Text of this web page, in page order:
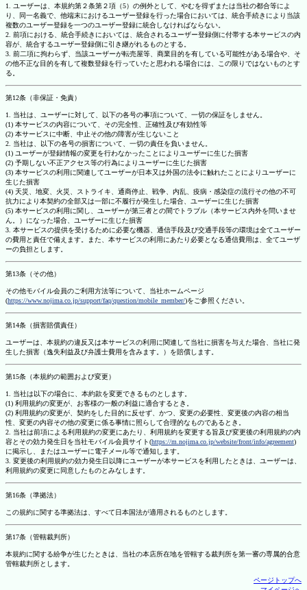
1. ユーザーは、本規約第２条第２項（5）の例外として、やむを得ずまたは当社の都合等によ
り、同一名義で、他端末におけるユーザー登録を行った場合においては、統合手続きにより当該
複数のユーザー登録を一つのユーザー登録に統合しなければならない。
2. 前項における、統合手続きにおいては、統合されるユーザー登録側に付帯する本サービスの内
容が、統合するユーザー登録側に引き継がれるものとする。
3. 前二項に拘わらず、当該ユーザーが転売屋等、商業目的を有している可能性がある場合や、そ
の他不正な目的を有して複数登録を行っていたと思われる場合には、この限りではないものとす
る。
第12条（非保証・免責）
1. 当社は、ユーザーに対して、以下の各号の事項について、一切の保証をしません。
(1) 本サービスの内容について、その完全性、正確性及び有効性等
(2) 本サービスに中断、中止その他の障害が生じないこと
2. 当社は、以下の各号の損害について、一切の責任を負いません。
(1) ユーザーが登録情報の変更を行わなかったことによりユーザーに生じた損害
(2) 予期しない不正アクセス等の行為によりユーザーに生じた損害
(3) 本サービスの利用に関連してユーザーが日本又は外国の法令に触れたことによりユーザーに
生じた損害
(4) 天災、地変、火災、ストライキ、通商停止、戦争、内乱、疫病・感染症の流行その他の不可
抗力により本契約の全部又は一部に不履行が発生した場合、ユーザーに生じた損害
(5) 本サービスの利用に関し、ユーザーが第三者との間でトラブル（本サービス内外を問いませ
ん。）になった場合、ユーザーに生じた損害
3. 本サービスの提供を受けるために必要な機器、通信手段及び交通手段等の環境は全てユーザー
の費用と責任で備えます。また、本サービスの利用にあたり必要となる通信費用は、全てユーザ
ーの負担とします。
第13条（その他）
その他モバイル会員のご利用方法等について、当社ホームページ
(https://www.nojima.co.jp/support/faq/question/mobile_member/)をご参照ください。
第14条（損害賠償責任）
ユーザーは、本規約の違反又は本サービスの利用に関連して当社に損害を与えた場合、当社に発
生した損害（逸失利益及び弁護士費用を含みます。）を賠償します。
第15条（本規約の範囲および変更）
1. 当社は以下の場合に、本約款を変更できるものとします。
(1) 利用規約の変更が、お客様の一般の利益に適合するとき。
(2) 利用規約の変更が、契約をした目的に反せず、かつ、変更の必要性、変更後の内容の相当
性、変更の内容その他の変更に係る事情に照らして合理的なものであるとき。
2. 当社は前項による利用規約の変更にあたり、利用規約を変更する旨及び変更後の利用規約の内
容とその効力発生日を当社モバイル会員サイト(https://m.nojima.co.jp/website/front/info/agreement)
に掲示し、またはユーザーに電子メール等で通知します。
3. 変更後の利用規約の効力発生日以降にユーザーが本サービスを利用したときは、ユーザーは、
利用規約の変更に同意したものとみなします。
第16条（準拠法）
この規約に関する準拠法は、すべて日本国法が適用されるものとします。
第17条（管轄裁判所）
本規約に関する紛争が生じたときは、当社の本店所在地を管轄する裁判所を第一審の専属的合意
管轄裁判所とします。
ページトップへ